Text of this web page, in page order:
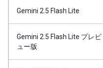
Gemini 2.5 Flash Lite
Gemini 2.5 Flash Lite プレビ
ュー版